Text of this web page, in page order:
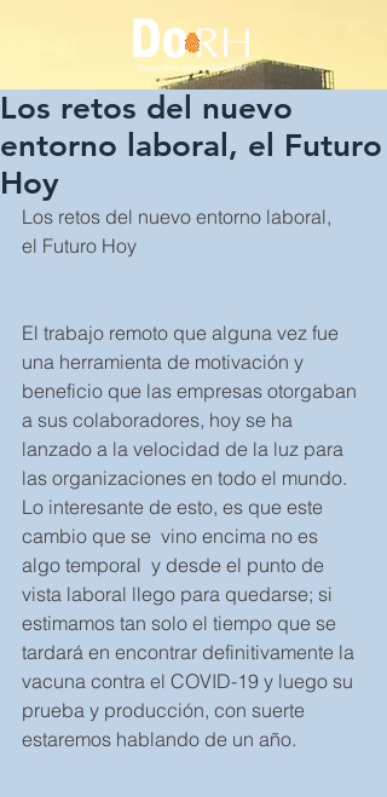
Los retos del nuevo
entorno laboral, el Futuro
Hoy
Los retos del nuevo entorno laboral,
el Futuro Hoy
El trabajo remoto que alguna vez fue
una herramienta de motivación y
beneficio que las empresas otorgaban
a sus colaboradores, hoy se ha
lanzado a la velocidad de la luz para
las organizaciones en todo el mundo.
Lo interesante de esto, es que este
cambio que se  vino encima no es
algo temporal  y desde el punto de
vista laboral llego para quedarse; si
estimamos tan solo el tiempo que se
tardará en encontrar definitivamente la
vacuna contra el COVID-19 y luego su
prueba y producción, con suerte
estaremos hablando de un año.